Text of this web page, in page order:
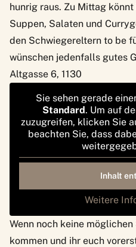
hunrig raus. Zu Mittag
Suppen, Salaten und
den Schwiegereltern to be
wünschen jedenfalls gutes
Altgasse 6, 1130
Sie sehen gerade
Standard. Um auf
zuzugreifen, klicken Sie
beachten Sie, dass
Inhalt
Weitere
Wenn noch keine
kommen und ihr euch